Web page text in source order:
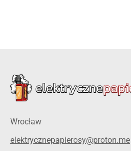
Wrocław
elektrycznepapierosy@proton.me